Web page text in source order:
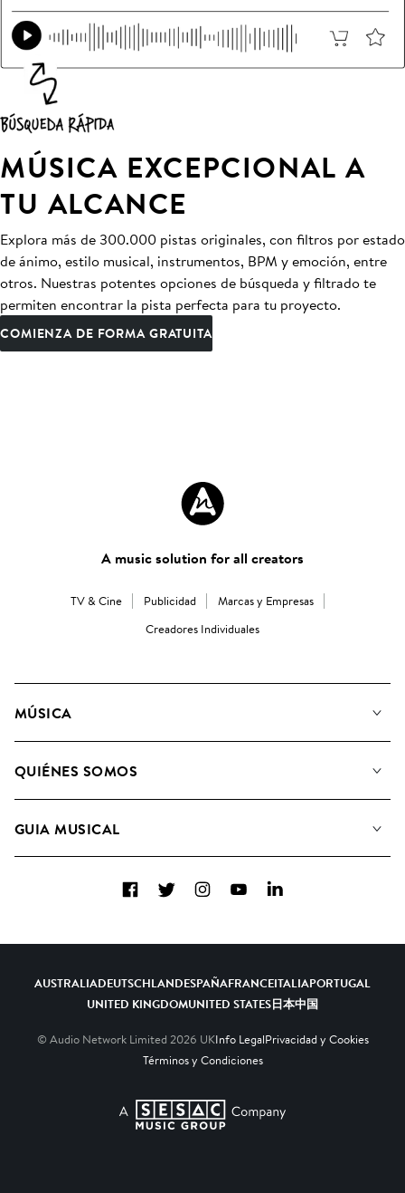
MÚSICA EXCEPCIONAL A
TU ALCANCE
Explora más de 300.000 pistas originales, con filtros por estado
de ánimo, estilo musical, instrumentos, BPM y emoción, entre
otros. Nuestras potentes opciones de búsqueda y filtrado te
permiten encontrar la pista perfecta para tu proyecto.
COMIENZA DE FORMA GRATUITA
A music solution for all creators
TV & Cine Publicidad
Marcas y Empresas
Creadores Individuales
MÚSICA
Buscar
QUIÉNES SOMOS
Candidaturas Nuevos Compositores
GUIA MUSICAL
FacebookTwitterInstagramYouTubeLinkedIn
AUSTRALIADEUTSCHLANDESPAÑAFRANCEITALIAPORTUGAL
UNITED KINGDOMUNITED STATES日本中国
© Audio Network Limited 2026 UKInfo LegalPrivacidad y Cookies
Términos y Condiciones
A SESAC Company